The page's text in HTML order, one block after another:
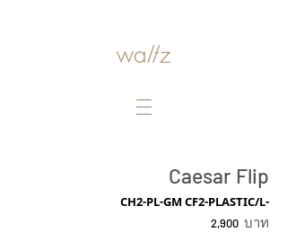
Caesar Flip
CH2-PL-GM CF2-PLASTIC/L-
2,900 บาท